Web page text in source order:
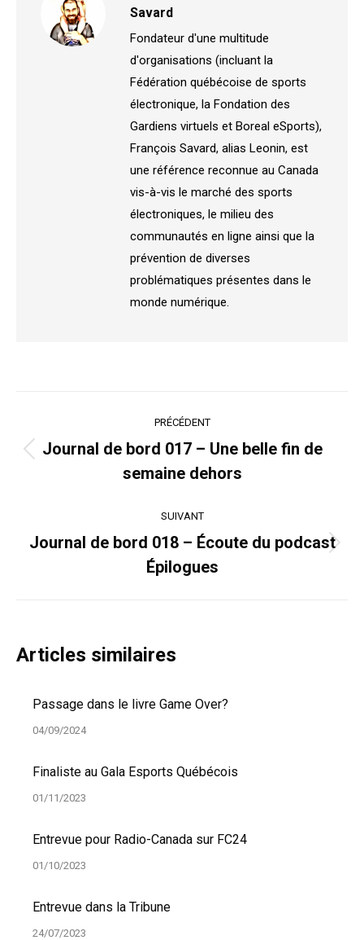
Savard
Fondateur d'une multitude
d'organisations (incluant la
Fédération québécoise de sports
électronique, la Fondation des
Gardiens virtuels et Boreal eSports),
François Savard, alias Leonin, est
une référence reconnue au Canada
vis-à-vis le marché des sports
électroniques, le milieu des
communautés en ligne ainsi que la
prévention de diverses
problématiques présentes dans le
monde numérique.
article
PRÉCÉDENT
Article
précédent
Journal de bord 017 – Une belle fin de
semaine dehors
SUIVANT
Article
suivant
Journal de bord 018 – Écoute du podcast
Épilogues
Articles similaires
Passage dans le livre Game Over?
04/09/2024
Finaliste au Gala Esports Québécois
01/11/2023
Entrevue pour Radio-Canada sur FC24
01/10/2023
Entrevue dans la Tribune
24/07/2023